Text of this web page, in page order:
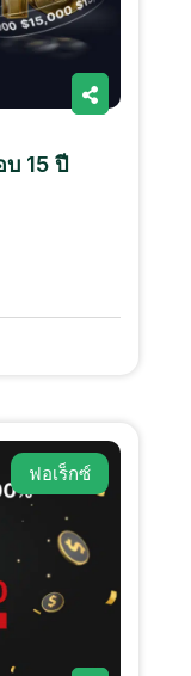
บ 15 ปี
ฟอเร็กซ์